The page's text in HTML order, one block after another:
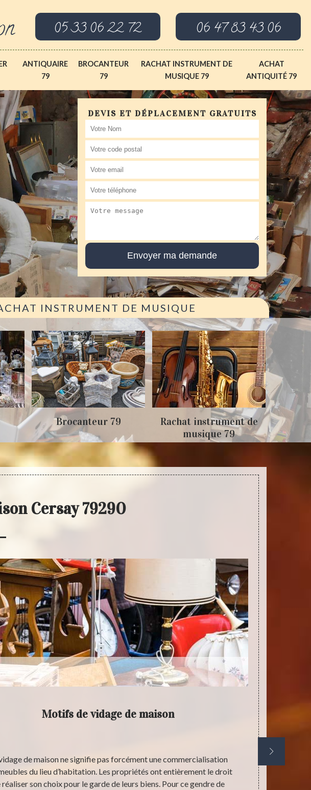
05 33 06 22 72 06 47 83 43 06
ANTIQUAIRE
79
BROCANTEUR
79
RACHAT INSTRUMENT DE
MUSIQUE 79
ACHAT
ANTIQUITÉ 79
DEVIS ET DÉPLACEMENT GRATUITS
INSTRUMENT DE MUSIQUE
Brocanteur 79
Rachat instrument de
musique 79
Cersay 79290
Motifs de vidage de maison
de maison ne signifie pas forcément une commercialisation
du lieu d’habitation. Les propriétés ont entièrement le droit
réaliser son choix pour le garde de leurs biens. Pour ce gendre de